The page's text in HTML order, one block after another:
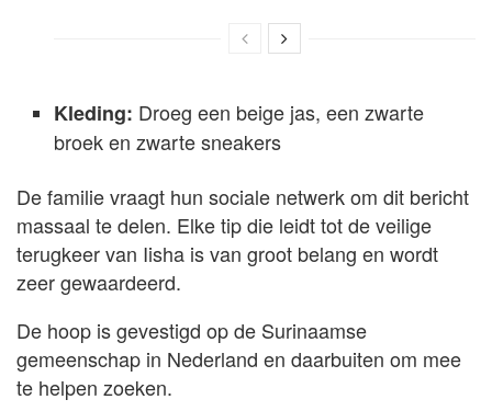
Kleding: Droeg een beige jas, een zwarte
broek en zwarte sneakers
De familie vraagt hun sociale netwerk om dit bericht
massaal te delen. Elke tip die leidt tot de veilige
terugkeer van Iisha is van groot belang en wordt
zeer gewaardeerd.
De hoop is gevestigd op de Surinaamse
gemeenschap in Nederland en daarbuiten om mee
te helpen zoeken.